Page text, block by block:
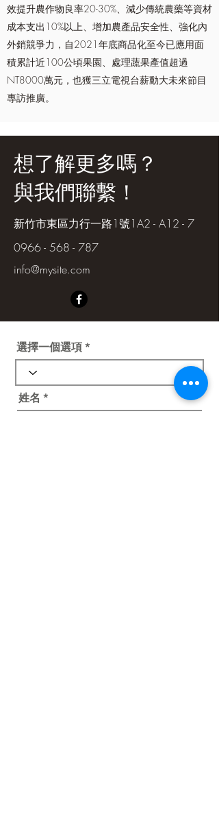
效提升農作物良率20-30%、減少傳統農藥等資材
成本支出10%以上、增加農產品安全性、強化內
外銷競爭力，自2021年底商品化至今已應用面
積累計近100公頃果園、處理蔬果產值超過
NT8000萬元，也獲三立電視台薪動大未來節目
專訪推廣。
想了解更多嗎？
​與我們聯繫！
新竹市東區力行一路1號1A2 - A12 - 7
0966 - 568 - 787
info@mysite.com
選擇一個選項
姓名